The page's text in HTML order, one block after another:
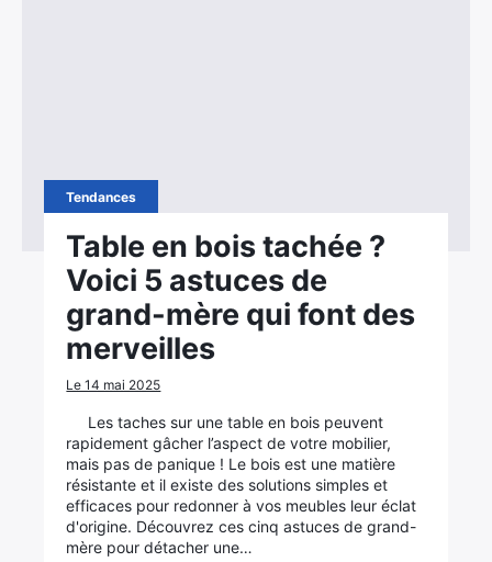
Tendances
Table en bois tachée ?
Voici 5 astuces de
grand-mère qui font des
merveilles
Le 14 mai 2025
Les taches sur une table en bois peuvent
rapidement gâcher l’aspect de votre mobilier,
mais pas de panique ! Le bois est une matière
résistante et il existe des solutions simples et
efficaces pour redonner à vos meubles leur éclat
d'origine. Découvrez ces cinq astuces de grand-
mère pour détacher une…